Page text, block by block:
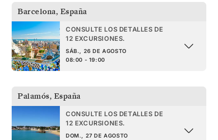
Barcelona, España
CONSULTE LOS DETALLES DE
12 EXCURSIONES.
SÁB., 26 DE AGOSTO
08:00 - 19:00
Palamós, España
CONSULTE LOS DETALLES DE
12 EXCURSIONES.
DOM., 27 DE AGOSTO